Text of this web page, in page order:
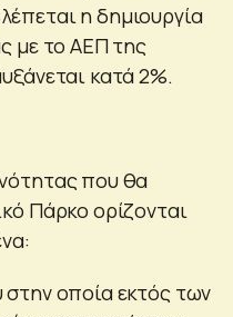
η δημιουργία
με το ΑΕΠ της
κατά 2%.
που θα
Πάρκο ορίζονται
οποία εκτός των